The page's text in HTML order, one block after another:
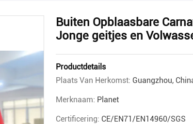
Buiten Opblaasbare
Jonge geitjes en
Productdetails
Plaats Van Herkomst: Guangzhou,
Merknaam: Planet
Certificering: CE/EN71/EN14960/SGS